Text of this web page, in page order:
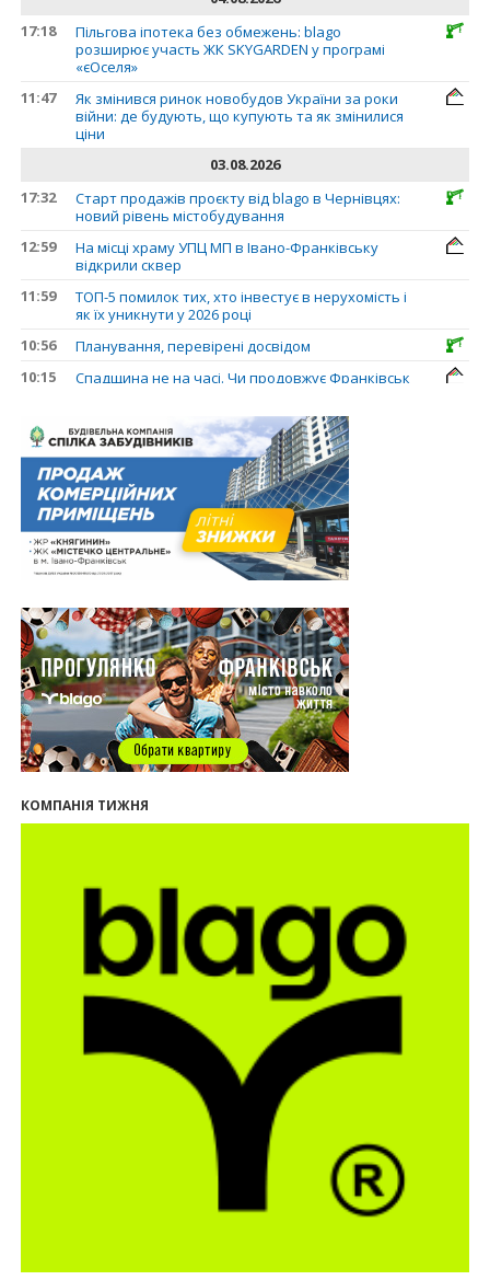
17:18
Пільгова іпотека без обмежень: blago
розширює участь ЖК SKYGARDEN у програмі
«єОселя»
11:47
Як змінився ринок новобудов України за роки
війни: де будують, що купують та як змінилися
ціни
03.08.2026
17:32
Старт продажів проєкту від blago в Чернівцях:
новий рівень містобудування
12:59
На місці храму УПЦ МП в Івано-Франківську
відкрили сквер
11:59
ТОП-5 помилок тих, хто інвестує в нерухомість і
як їх уникнути у 2026 році
10:56
Планування, перевірені досвідом
10:15
Спадщина не на часі. Чи продовжує Франківськ
31.07.2026
13:35
У Франківську анонсували новий житловий
масив «Надрічний»
30.07.2026
15:01
Ринок житла зміщується на захід: Франківськ —
серед лідерів за зростанням цін на новобудови
Панчишин про спадщину, забудову та
майбутнє міста
29.07.2026
13:31
Спадщина не на часі. Чи продовжує Франківськ
втрачати пам’ятки?
12:26
В Івано-Франківську розпочали будівництво
нового житлового масиву «Надрічний»
фахівців ринку нерухомості та девелоперів
для Івано-Франківська
Поліція затримала банду, яка привласнили
квартири у Києві та Франківську на понад 2,6
млн гривень
22.07.2026
Літо вигідних інвестицій: комерційні
приміщення зі знижками
21.07.2026
Як вибрати кольори для кухні у 2026 році
20.07.2026
У Поляниці та Франківську прокуратура стягує
понад 13 млн грн пайових внесків
17.07.2026
КОМПАНІЯ ТИЖНЯ